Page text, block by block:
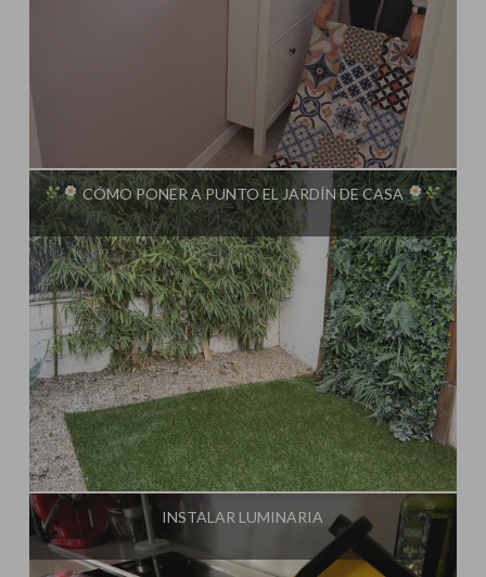
Influencer: Steffido
CÓMO PONER A PUNTO EL JARDÍN DE CASA
Influencer:Steffido
INSTALAR LUMINARIA